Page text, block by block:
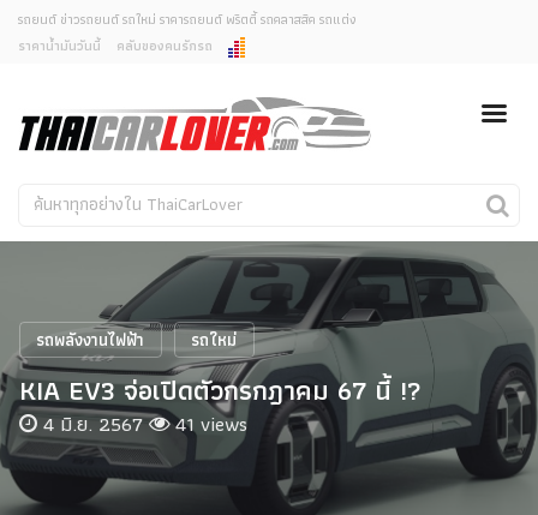
ยกเลิกการแจ้งเตือน
คุณต้องการยกเลิกการแจ้งเตือนข่าวสารเมื่อมีการอัพเดต
ใช่หรือไม่?
ไม่
รถยนต์ ข่าวรถยนต์ รถใหม่ ราคารถยนต์ พริตตี้ รถคลาสสิค รถแต่ง
ราคาน้ำมันวันนี้
คลับของคนรักรถ
รถใหม่
คนรักรถ
รถแต่ง
พริตตี้
งานแสดงรถ
Car In The Movie
สเปคราคา รถยนต์
รถพลังงานไฟฟ้า รถใหม่
KIA EV3 จ่อเปิดตัวกรกฎาคม 67 นี้ !?
4 มิ.ย. 2567 41 views